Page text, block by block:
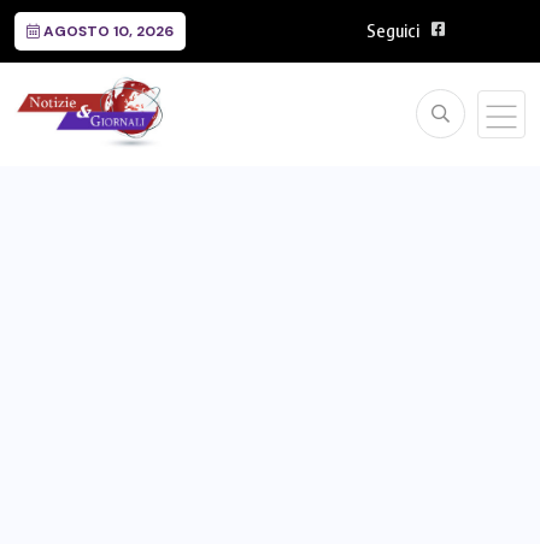
AGOSTO 10, 2026 Seguici